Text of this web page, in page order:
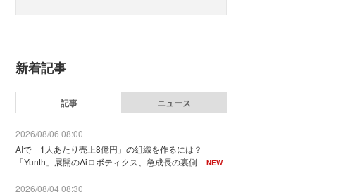
新着記事
記事 ニュース
2026/08/06 08:00
AIで「1人あたり売上8億円」の組織を作るには？
「Yunth」展開のAiロボティクス、急成長の裏側
NEW
2026/08/04 08:30